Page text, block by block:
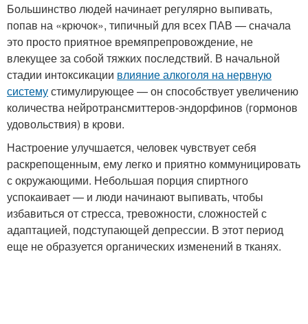
Большинство людей начинает регулярно выпивать,
попав на «крючок», типичный для всех ПАВ — сначала
это просто приятное времяпрепровождение, не
влекущее за собой тяжких последствий. В начальной
стадии интоксикации влияние алкоголя на нервную
системустимулирующее — он способствует увеличению
количества нейротрансмиттеров-эндорфинов (гормонов
удовольствия) в крови.
Настроение улучшается, человек чувствует себя
раскрепощенным, ему легко и приятно коммуницировать
с окружающими. Небольшая порция спиртного
успокаивает — и люди начинают выпивать, чтобы
избавиться от стресса, тревожности, сложностей с
адаптацией, подступающей депрессии. В этот период
еще не образуется органических изменений в тканях.